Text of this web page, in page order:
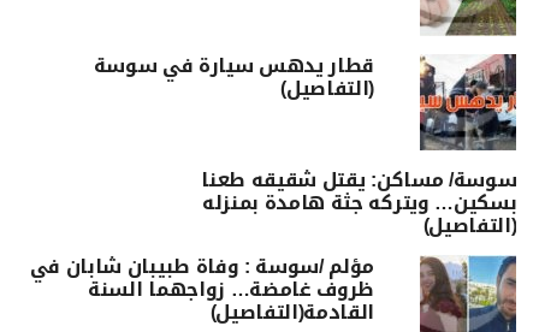
قطار يدهس سيارة في سوسة
(التفاصيل)
سوسة/ مساكن: يقتل شقيقه طعنا
بسكين… ويتركه جثة هامدة بمنزله
(التفاصيل)
مؤلم /سوسة : وفاة طبيبان شابان في
ظروف غامضة… زواجهما السنة
القادمة(التفاصيل)